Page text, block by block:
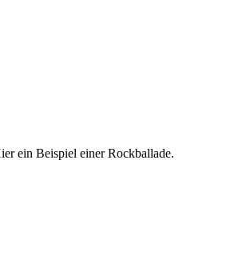
ein Beispiel einer Rockballade.